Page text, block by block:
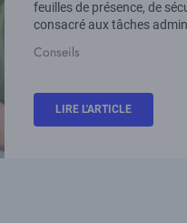
feuilles de présence, de
consacré aux tâches
Tags
Conseils
LIRE L'ARTICLE